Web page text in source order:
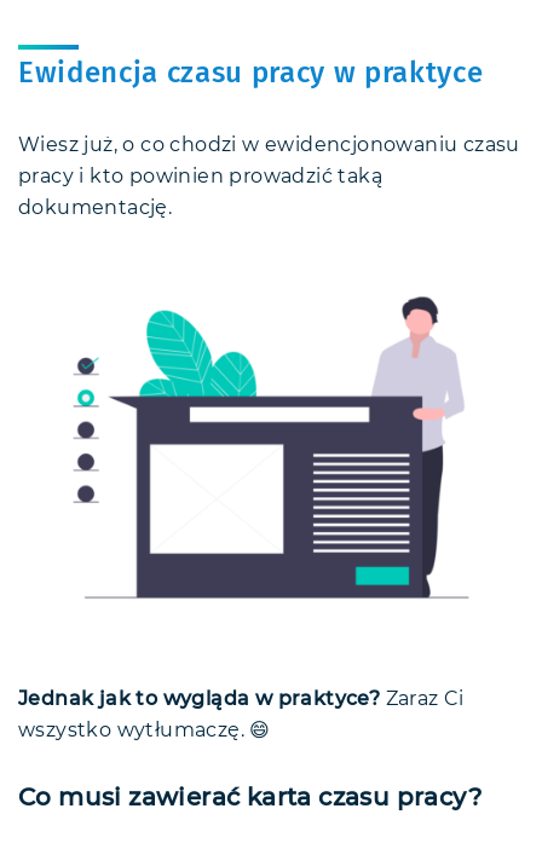
Ewidencja czasu pracy w praktyce
Wiesz już, o co chodzi w ewidencjonowaniu czasu
pracy i kto powinien prowadzić taką
dokumentację.
Jednak jak to wygląda w praktyce? Zaraz Ci
wszystko wytłumaczę. 😄
Co musi zawierać karta czasu pracy?